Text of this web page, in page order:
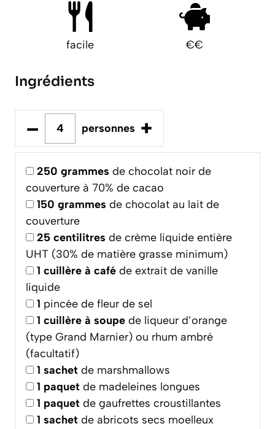
facile €€
Ingrédients
– personnes +
250 grammes de chocolat noir de
couverture à 70% de cacao
150 grammes de chocolat au lait de
couverture
25 centilitres de crème liquide entière
UHT (30% de matière grasse minimum)
1 cuillère à café de extrait de vanille
liquide
1 pincée de fleur de sel
1 cuillère à soupe de liqueur d’orange
(type Grand Marnier) ou rhum ambré
(facultatif)
1 sachet de marshmallows
1 paquet de madeleines longues
1 paquet de gaufrettes croustillantes
1 sachet de abricots secs moelleux